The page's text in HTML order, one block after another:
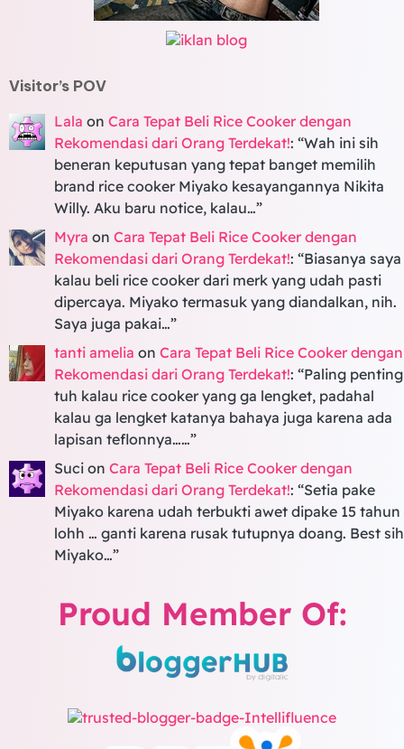
Visitor’s POV
Lala on Cara Tepat Beli Rice Cooker dengan
Rekomendasi dari Orang Terdekat!: “Wah ini sih
beneran keputusan yang tepat banget memilih
brand rice cooker Miyako kesayangannya Nikita
Willy. Aku baru notice, kalau…”
Myra on Cara Tepat Beli Rice Cooker dengan
Rekomendasi dari Orang Terdekat!: “Biasanya saya
kalau beli rice cooker dari merk yang udah pasti
dipercaya. Miyako termasuk yang diandalkan, nih.
Saya juga pakai…”
tanti amelia on Cara Tepat Beli Rice Cooker dengan
Rekomendasi dari Orang Terdekat!: “Paling penting
tuh kalau rice cooker yang ga lengket, padahal
kalau ga lengket katanya bahaya juga karena ada
lapisan teflonnya……”
Suci on Cara Tepat Beli Rice Cooker dengan
Rekomendasi dari Orang Terdekat!: “Setia pake
Miyako karena udah terbukti awet dipake 15 tahun
lohh … ganti karena rusak tutupnya doang. Best sih
Miyako…”
Proud Member Of: